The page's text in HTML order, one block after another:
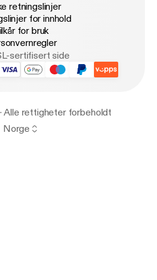
retningslinjer
for innhold
for bruk
sertifisert side
Alle rettigheter forbeholdt
Norge